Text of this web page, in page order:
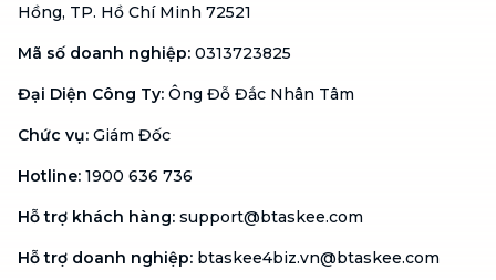
Hồng, TP. Hồ Chí Minh 72521
Mã số doanh nghiệp: 0313723825
Đại Diện Công Ty: Ông Đỗ Đắc Nhân Tâm
Chức vụ: Giám Đốc
Hotline: 1900 636 736
Hỗ trợ khách hàng: support@btaskee.com
Hỗ trợ doanh nghiệp: btaskee4biz.vn@btaskee.com